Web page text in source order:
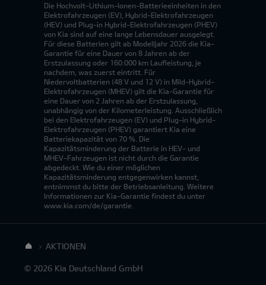
Die Hochvolt-Lithium-Ionen-Batterieeinheiten in den
Elektrofahrzeugen (EV), Hybrid-Elektrofahrzeugen
(HEV) und Plug-in Hybrid-Elektrofahrzeugen (PHEV)
von Kia sind auf eine lange Lebensdauer ausgelegt.
Für diese Batterien gilt ab Modelljahr 2026 die Kia-
Garantie für eine Dauer von 8 Jahren ab der
Erstzulassung oder 160.000 km Laufleistung, je
nachdem, was zuerst eintritt. Für
Niedervoltbatterien (48 V und 12 V) in Mild-Hybrid-
Elektrofahrzeugen (MHEV) gilt die Kia-Garantie für
eine Dauer von 2 Jahren ab der Erstzulassung,
unabhängig von der Kilometerleistung. Ausschließlich
bei den Elektrofahrzeugen (EV) und Plug-in Hybrid-
Elektrofahrzeugen (PHEV) garantiert Kia eine
Batteriekapazität von 70 %. Die
Kapazitätsminderung der Batterie in HEV- und
MHEV-Fahrzeugen ist nicht durch die Garantie
abgedeckt. Wie du einer möglichen
Kapazitätsminderung entgegenwirken kannst,
entnimmst du bitte der Betriebsanleitung. Weitere
Informationen zur Kia-Garantie findest du unter
www.kia.com/de/garantie.
AKTIONEN
© 2026 Kia Deutschland GmbH